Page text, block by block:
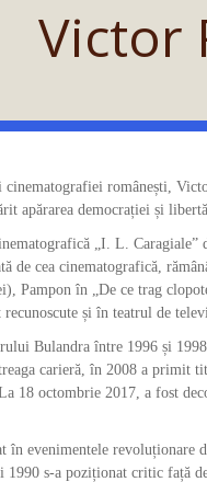
Victor
românești,
apărarea democrației și
„I. L.
de cea cinematografică,
Pampon în „De ce trag
și în teatrul de
Bulandra între 1996 și
carieră, în 2008 a primit
18 octombrie 2017, a fost
evenimentele
s-a poziționat critic față